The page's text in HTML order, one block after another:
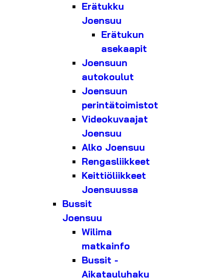
Erätukku
Joensuu
Erätukun
asekaapit
Joensuun
autokoulut
Joensuun
perintätoimistot
Videokuvaajat
Joensuu
Alko Joensuu
Rengasliikkeet
Keittiöliikkeet
Joensuussa
Bussit
Joensuu
Wilima
matkainfo
Bussit -
Aikatauluhaku